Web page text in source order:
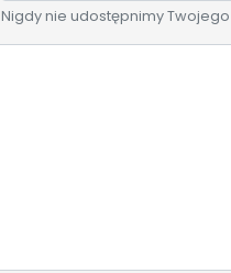
Nigdy nie udostępnimy